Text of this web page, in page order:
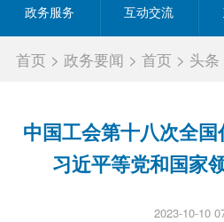
政务服务 互动交流
首页 >政务要闻 >首页 > 头条
中国工会第十八次全
习近平等党和国家
2023-10-10